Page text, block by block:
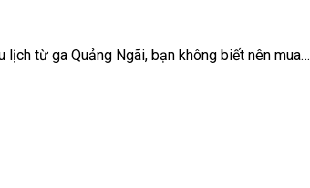
lịch từ ga Quảng Ngãi, bạn không biết nên mua…